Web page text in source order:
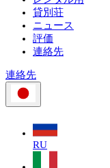
貸別荘
ニュース
評価
連絡先
連絡先
RU